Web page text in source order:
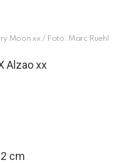
Moon xx / Foto: Marc Ruehl
Alzao xx
cm